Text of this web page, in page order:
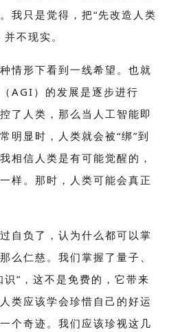
我只是觉得，把“先改造人类
不现实。
情形下看到一线希望。也就
AGI）的发展是逐步进行
了人类，那么当人工智能即
明显时，人类就会被“绑”到
相信人类是有可能觉醒的，
样。那时，人类可能会真正
自负了，认为什么都可以掌
么仁慈。我们掌握了量子、
”，这不是免费的，它带来
类应该学会珍惜自己的好运
个奇迹。我们应该珍视这几